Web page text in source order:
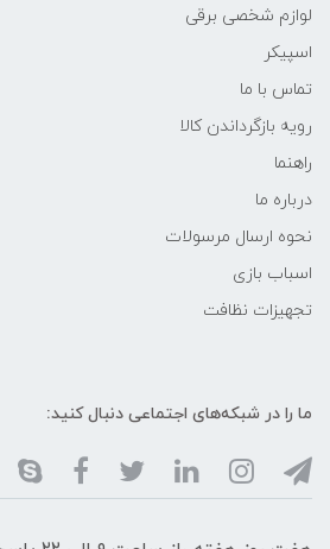
لوازم شخصی برقی
اسپیکر
تماس با ما
رویه بازگرداندن کالا
راهنما
درباره ما
نحوه ارسال مرسولات
اسباب بازی
تجهیزات نظافت
ما را در شبکه‌های اجتماعی دنبال کنید: